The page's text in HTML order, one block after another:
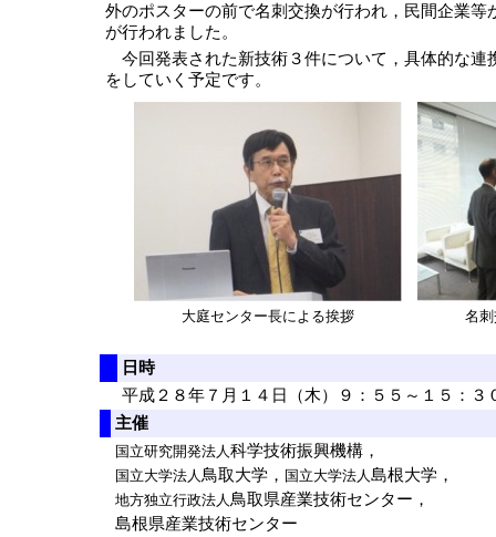
外のポスターの前で名刺交換が行われ，民間企業
が行われました。
今回発表された新技術３件について，具体的な連
をしていく予定です。
大庭センター長による挨拶 名
日時
平成２８年７月１４日（木）９：５５～１５：３
主催
国立研究開発法人科学技術振興機構，
国立大学法人 鳥取大学， 国立大学法人島根大学，
地方独立行政法人 鳥取県産業技術センター，
島根県産業技術センター